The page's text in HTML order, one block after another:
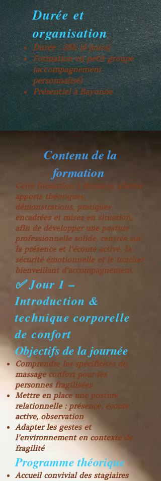
Durée et
organisation
Durée : 28h (4 jours)
Formation en petit groupe
(accompagnement
personnalisé)
Présentiel à Bayonne
Contenu de la
formation
Cette formation à Bayonne alterne
apports théoriques,
démonstrations, pratiques
encadrées et mises en situation,
afin de développer une posture
professionnelle solide, centrée sur
la présence et l’écoute active, la
sécurité émotionnelle et le toucher
bienveillant d’accompagnement.
✅ Jour 1 –
Introduction &
technique corporelle
de confort
Objectifs de la journée
Comprendre les spécificités du
massage confort pour les
personnes fragilisées
Mettre en place une posture
relationnelle : présence, écoute
active, observation
Adapter les gestes et
l’environnement en contexte de
fragilité
Programme théorique
Accueil convivial des stagiaires